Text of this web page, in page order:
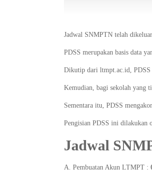
Jadwal SNMPTN telah
PDSS merupakan basis data
Dikutip dari ltmpt.ac.id, PDSS
Kemudian, bagi sekolah yang
Sementara itu, PDSS
Pengisian PDSS ini dilakukan
Jadwal
A. Pembuatan Akun LTMPT :